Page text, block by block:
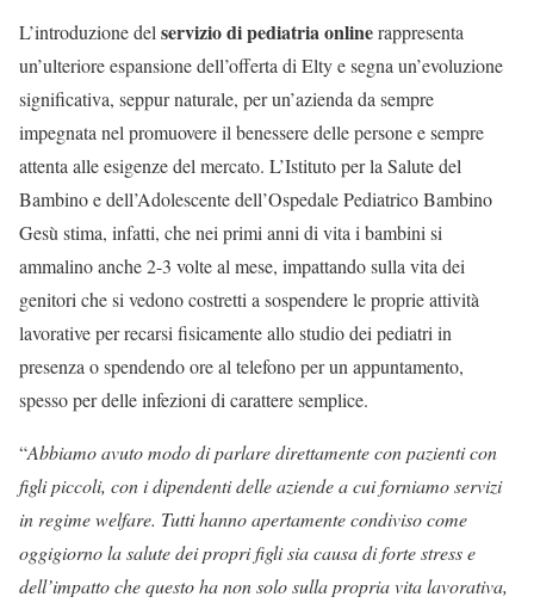
L’introduzione delservizio di pediatria onlinerappresenta
un’ulteriore espansione dell’offerta di Elty e segna un’evoluzione
significativa, seppur naturale, per un’azienda da sempre
impegnata nel promuovere il benessere delle persone e sempre
attenta alle esigenze del mercato. L’Istituto per la Salute del
Bambino e dell’Adolescente dell’Ospedale Pediatrico Bambino
Gesù stima, infatti, che nei primi anni di vita i bambini si
ammalino anche 2-3 volte al mese, impattando sulla vita dei
genitori che si vedono costretti a sospendere le proprie attività
lavorative per recarsi fisicamente allo studio dei pediatri in
presenza o spendendo ore al telefono per un appuntamento,
spesso per delle infezioni di carattere semplice.
“Abbiamo avuto modo di parlare direttamente con pazienti con
figli piccoli, con i dipendenti delle aziende a cui forniamo servizi
in regime welfare. Tutti hanno apertamente condiviso come
oggigiorno la salute dei propri figli sia causa di forte stress e
dell’impatto che questo ha non solo sulla propria vita lavorativa,